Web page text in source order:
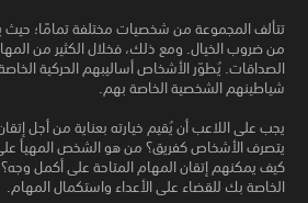
تتألف المجموعة من شخصيات مختلفة تمامًا؛ حيث
من ضروب الخيال. ومع ذلك، فخلال الكثير من
الصداقات. يُطوّر الأشخاص أساليبهم الحركية
شياطينهم الشخصية الخاصة بهم.
يجب على اللاعب أن يُقيم خيارته بعناية من أجل
يتصرف الأشخاص كفريق؟ من هو الشخص المهيأ
كيف يمكنهم إتقان المهام المتاحة على أكمل وجه؟
الخاصة بك للقضاء على الأعداء واستكمال المهام.